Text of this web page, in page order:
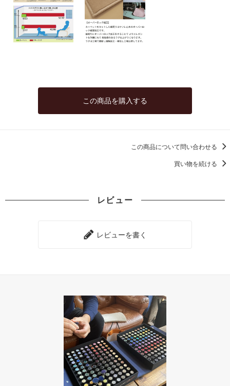
この商品を購入する
この商品について問い合わせる
買い物を続ける
レビュー
レビューを書く